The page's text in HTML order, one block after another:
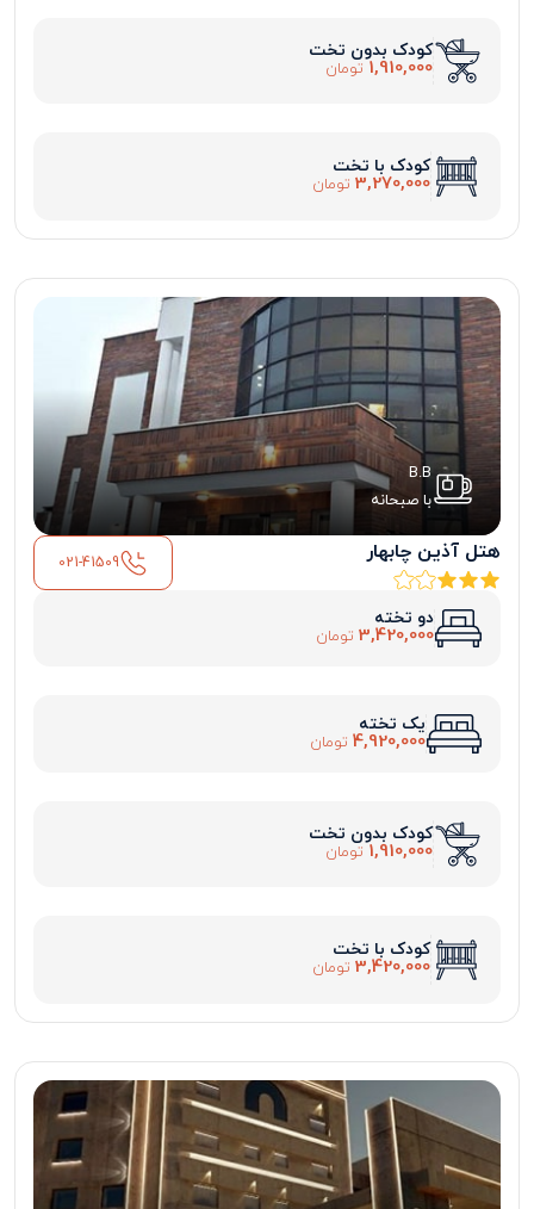
کودک بدون تخت
1,910,000 تومان
کودک با تخت
3,270,000 تومان
B.B
با صبحانه
هتل آذین چابهار 021-41509
دو تخته
3,420,000 تومان
یک تخته
4,920,000 تومان
کودک بدون تخت
1,910,000 تومان
کودک با تخت
3,420,000 تومان